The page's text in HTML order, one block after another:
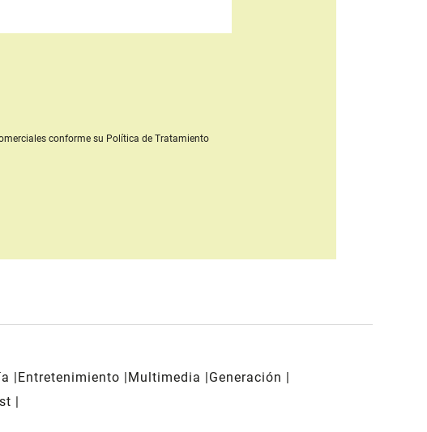
conforme su Política de Tratamiento
Entretenimiento Multimedia
Generación